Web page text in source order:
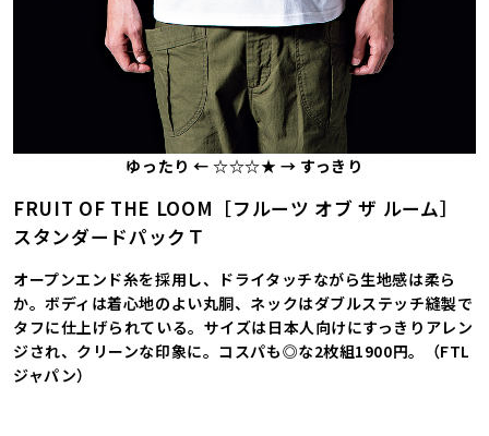
ゆったり ← ☆☆☆★ → すっきり
FRUIT OF THE LOOM［フルーツ オブ ザ ルーム］
スタンダードパックＴ
オープンエンド糸を採用し、ドライタッチながら生地感は柔ら
か。ボディは着心地のよい丸胴、ネックはダブルステッチ縫製で
タフに仕上げられている。サイズは日本人向けにすっきりアレン
ジされ、クリーンな印象に。コスパも◎な2枚組1900円。（FTL
ジャパン）